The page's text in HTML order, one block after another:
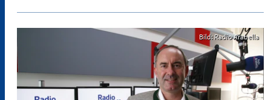
Bild: Radio Arabella